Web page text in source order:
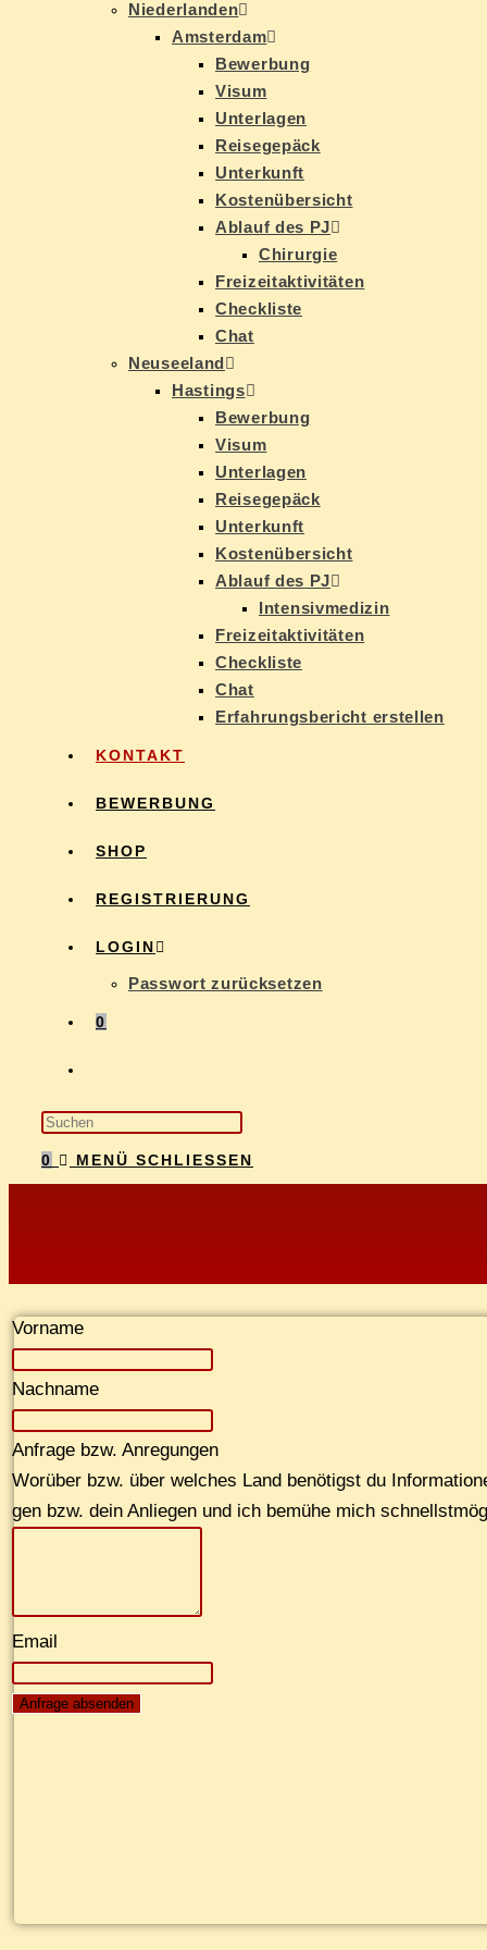
Nie­der­lan­den
Ams­ter­dam
Be­wer­bung
Vi­sum
Un­ter­la­gen
Rei­se­ge­päck
Un­ter­kunft
Kos­ten­über­sicht
Ab­lauf des PJ
Chir­ur­gie
Frei­zeit­ak­ti­vi­tä­ten
Check­lis­te
Chat
Neu­see­land
Has­tings
Be­wer­bung
Vi­sum
Un­ter­la­gen
Rei­se­ge­päck
Un­ter­kunft
Kos­ten­über­sicht
Ab­lauf des PJ
In­ten­siv­me­di­zin
Frei­zeit­ak­ti­vi­tä­ten
Check­lis­te
Chat
Er­fah­rungs­be­richt erstellen
KON­TAKT
BE­WER­BUNG
SHOP
RE­GIS­TRIE­RUNG
LOG­IN
Pass­wort zurücksetzen
0
0 MENÜ SCHLIESSEN
Vor­na­me
Nach­na­me
An­fra­ge bzw. Anregungen
Wor­über bzw. über wel­ches Land be­nö­tigst du
gen bzw. dein An­lie­gen und ich be­mü­he mich
Email
Anfrage absenden